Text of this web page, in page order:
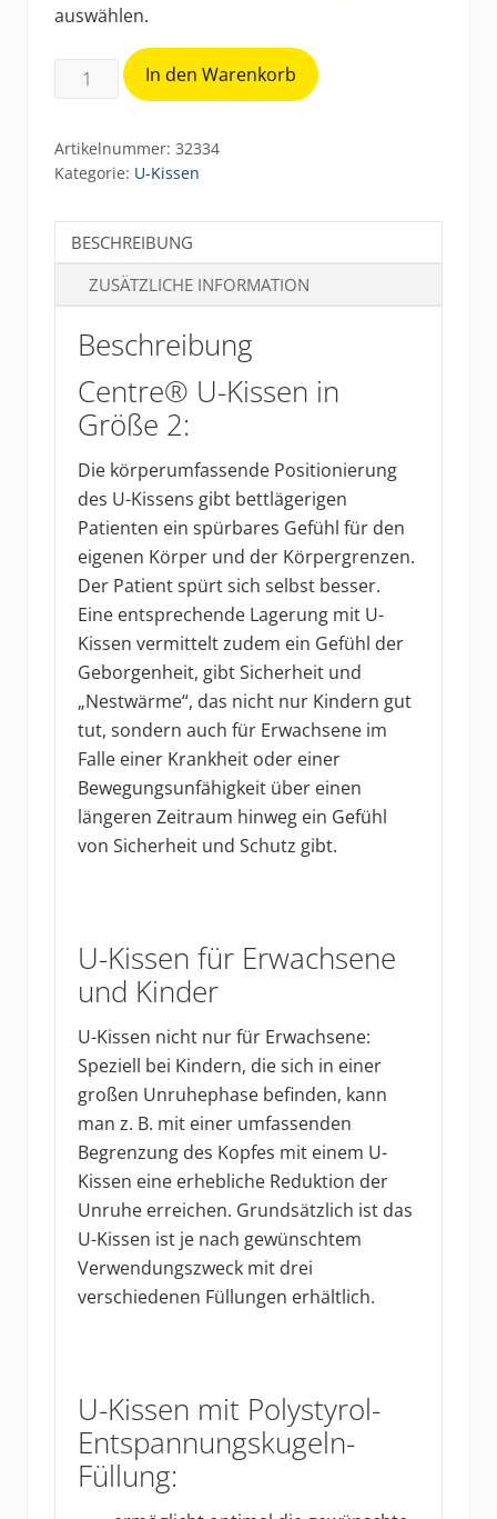
auswählen.
Centre
Größe
(ca.
330
35
cm)
Menge
In den Warenkorb
Artikelnummer: 32334
Kategorie: U-Kissen
BESCHREIBUNG
ZUSÄTZLICHE INFORMATION
Beschreibung
Centre® U-Kissen in
Größe 2:
Die körperumfassende Positionierung
des U-Kissens gibt bettlägerigen
Patienten ein spürbares Gefühl für den
eigenen Körper und der Körpergrenzen.
Der Patient spürt sich selbst besser.
Eine entsprechende Lagerung mit U-
Kissen vermittelt zudem ein Gefühl der
Geborgenheit, gibt Sicherheit und
„Nestwärme“, das nicht nur Kindern gut
tut, sondern auch für Erwachsene im
Falle einer Krankheit oder einer
Bewegungsunfähigkeit über einen
längeren Zeitraum hinweg ein Gefühl
von Sicherheit und Schutz gibt.
U-Kissen für Erwachsene
und Kinder
U-Kissen nicht nur für Erwachsene:
Speziell bei Kindern, die sich in einer
großen Unruhephase befinden, kann
man z. B. mit einer umfassenden
Begrenzung des Kopfes mit einem U-
Kissen eine erhebliche Reduktion der
Unruhe erreichen. Grundsätzlich ist das
U-Kissen ist je nach gewünschtem
Verwendungszweck mit drei
verschiedenen Füllungen erhältlich.
U-Kissen mit Polystyrol-
Entspannungskugeln-
Füllung: